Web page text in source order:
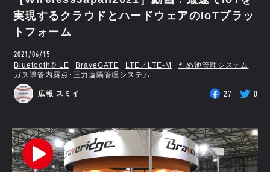
実現するクラウドとハードウェアのIoTプラッ
トフォーム
2021/06/15
Bluetooth®︎ LE BraveGATE LTE／LTE-M
ため池管理システム
ガス導管内露点･圧力遠隔管理システム
広報 スミイ 27 0